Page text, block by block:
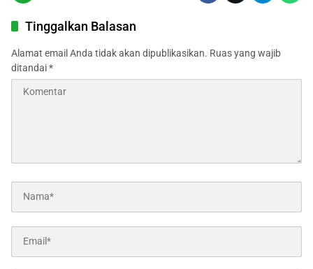
Tinggalkan Balasan
Alamat email Anda tidak akan dipublikasikan. Ruas yang wajib
ditandai*